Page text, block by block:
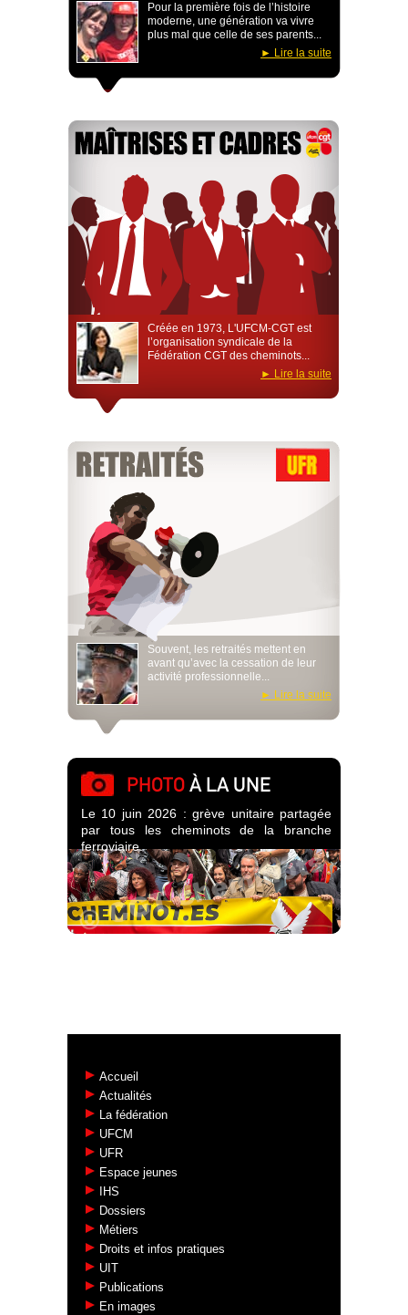
Pour la première fois de l’histoire
moderne, une génération va vivre
plus mal que celle de ses parents...
Lire la suite
Créée en 1973, L'UFCM-CGT est
l’organisation syndicale de la
Fédération CGT des cheminots...
Lire la suite
Souvent, les retraités mettent en
avant qu’avec la cessation de leur
activité professionnelle...
Lire la suite
PHOTOÀ LA UNE
Le 10 juin 2026 : grève unitaire partagée
par tous les cheminots de la branche
ferroviaire.
Accueil
Actualités
La fédération
UFCM
UFR
Espace jeunes
IHS
Dossiers
Métiers
Droits et infos pratiques
UIT
Publications
En images